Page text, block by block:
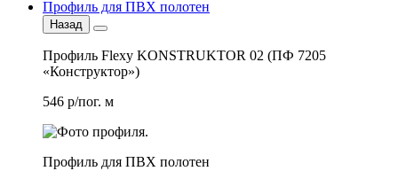
Профиль для ПВХ полотен
Назад
Профиль Flexy KONSTRUKTOR 02 (ПФ 7205
«Конструктор»)
546 р/пог. м
Профиль для ПВХ полотен